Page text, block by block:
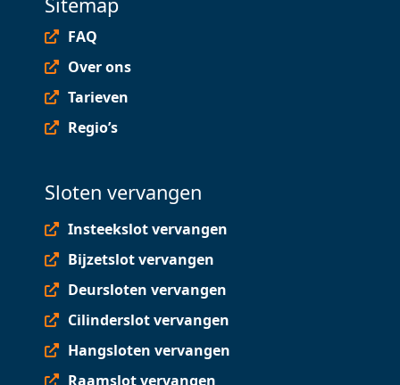
FAQ
Over ons
Tarieven
Regio’s
Sloten vervangen
Insteekslot vervangen
Bijzetslot vervangen
Deursloten vervangen
Cilinderslot vervangen
Hangsloten vervangen
Raamslot vervangen